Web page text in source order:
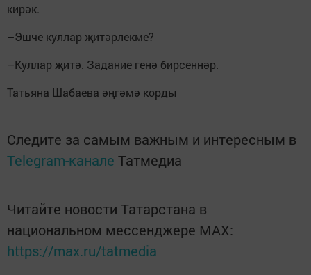
кирәк.
–Эшче куллар җитәр­лекме?
–Куллар җитә. Задание генә бирсеннәр.
Татьяна Шабаева әңгәмә корды
Следите за самым важным и интересным в
Telegram-канале Татмедиа
Читайте новости Татарстана в
национальном мессенджере MАХ:
https://max.ru/tatmedia